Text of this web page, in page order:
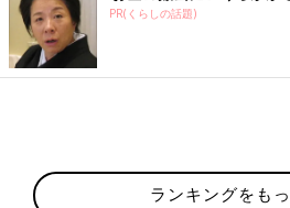
PR(くらしの話題)
ランキングをも